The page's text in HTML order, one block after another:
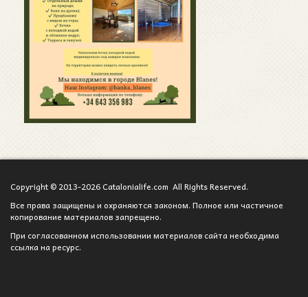
Copyright © 2013-2026 Catalonialife.com All Rights Reserved.
Все права защищены и охраняются законом. Полное или частичное
копирование материалов запрещено.
При согласованном использовании материалов сайта необходима
ссылка на ресурс.